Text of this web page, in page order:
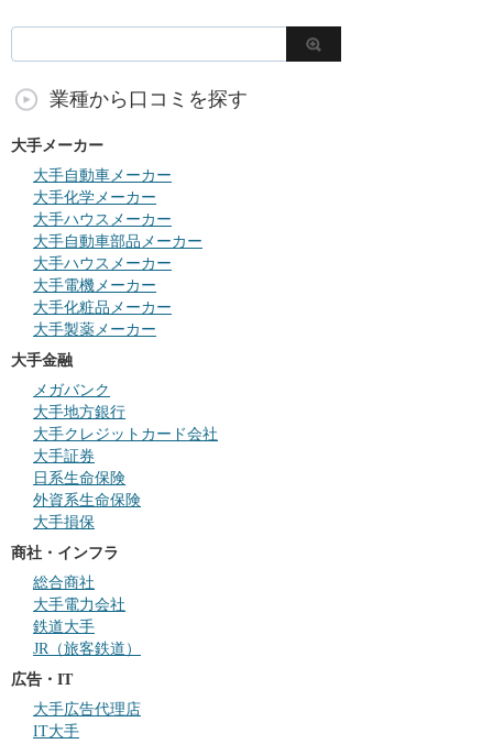
業種から口コミを探す
大手メーカー
大手自動車メーカー
大手化学メーカー
大手ハウスメーカー
大手自動車部品メーカー
大手ハウスメーカー
大手電機メーカー
大手化粧品メーカー
大手製薬メーカー
大手金融
メガバンク
大手地方銀行
大手クレジットカード会社
大手証券
日系生命保険
外資系生命保険
大手損保
商社・インフラ
総合商社
大手電力会社
鉄道大手
JR（旅客鉄道）
広告・IT
大手広告代理店
IT大手